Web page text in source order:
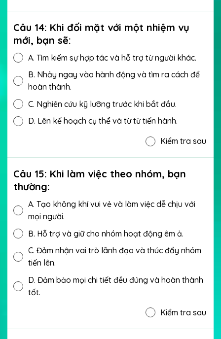
Câu 14: Khi đối mặt với một nhiệm vụ
mới, bạn sẽ:
A. Tìm kiếm sự hợp tác và hỗ trợ từ người khác.
B. Nhảy ngay vào hành động và tìm ra cách để
hoàn thành.
C. Nghiên cứu kỹ lưỡng trước khi bắt đầu.
D. Lên kế hoạch cụ thể và từ từ tiến hành.
Kiểm tra sau
Câu 15: Khi làm việc theo nhóm, bạn
thường:
A. Tạo không khí vui vẻ và làm việc dễ chịu với
mọi người.
B. Hỗ trợ và giữ cho nhóm hoạt động êm ả.
C. Đảm nhận vai trò lãnh đạo và thúc đẩy nhóm
tiến lên.
D. Đảm bảo mọi chi tiết đều đúng và hoàn thành
tốt.
Kiểm tra sau